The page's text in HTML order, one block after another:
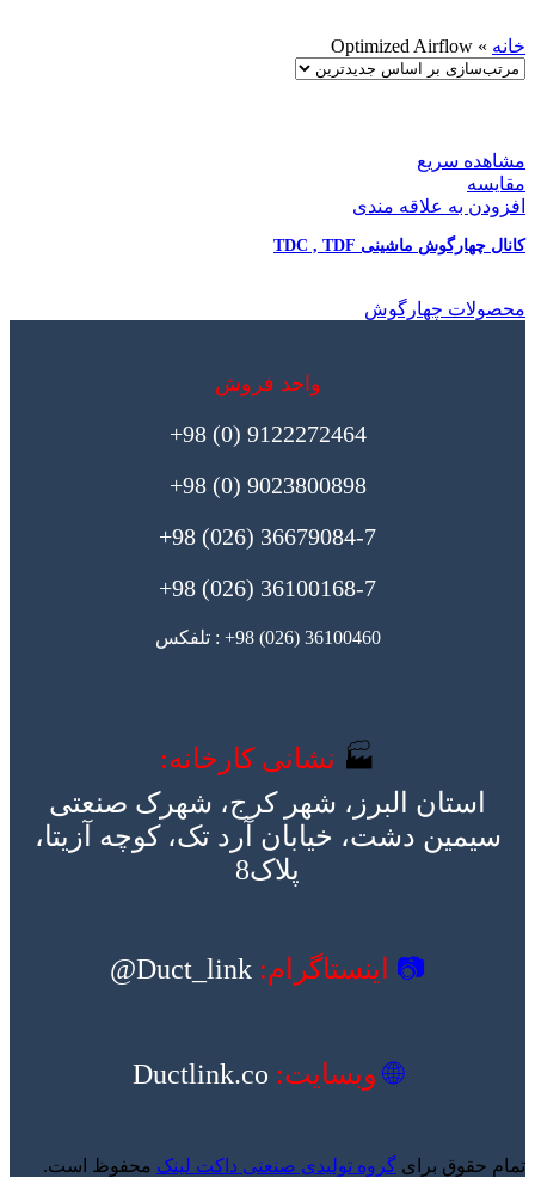
خانه »
Optimized Airflow
مشاهده سریع
مقایسه
افزودن به علاقه مندی
کانال چهارگوش ماشینی TDC , TDF
محصولات چهارگوش
واحد فروش
9122272464 (0) 98+
9023800898 (0) 98+
36679084-7 (026) 98+
36100168-7 (026) 98+
36100460 (026) 98+ : تلفکس
🏭 نشانی کارخانه:
استان البرز، شهر کرج، شهرک صنعتی
سیمین دشت، خیابان آرد تک، کوچه آزیتا،
پلاک8
📷 اینستاگرام:
🌐 وبسایت:
تمام حقوق برای گروه تولیدی صنعتی داکت لینک محفوظ است.